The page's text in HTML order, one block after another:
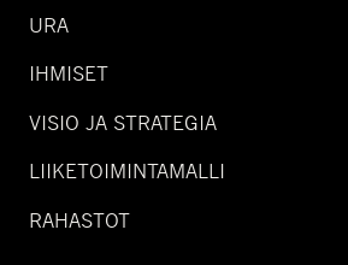
URA
IHMISET
VISIO JA STRATEGIA
LIIKETOIMINTAMALLI
RAHASTOT